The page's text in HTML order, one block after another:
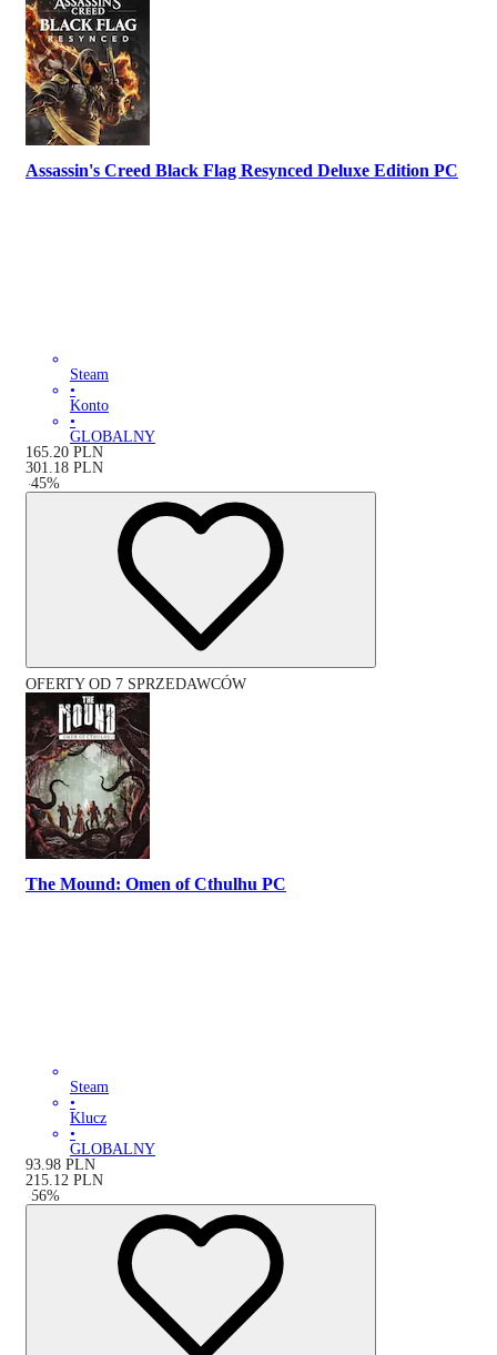
Assassin's Creed Black Flag Resynced Deluxe Edition PC
Steam
•
Konto
•
GLOBALNY
165.20 PLN
301.18 PLN
-45%
OFERTY OD 7 SPRZEDAWCÓW
The Mound: Omen of Cthulhu PC
Steam
•
Klucz
•
GLOBALNY
93.98 PLN
215.12 PLN
-56%